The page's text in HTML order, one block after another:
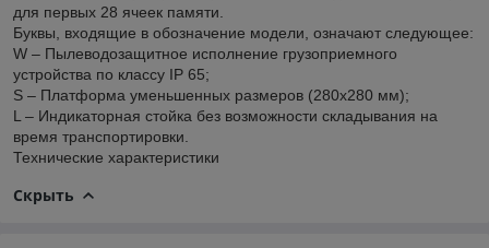
для первых 28 ячеек памяти.
Буквы, входящие в обозначение модели, означают следующее:
W – Пылеводозащитное исполнение грузоприемного
устройства по классу IP 65;
S – Платформа уменьшенных размеров (280х280 мм);
L – Индикаторная стойка без возможности складывания на
время транспортировки.
Технические характеристики
Скрыть